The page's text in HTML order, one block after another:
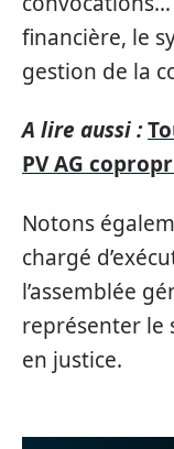
financière, le
gestion de la
A lire aussi :
PV AG
Notons
chargé
l’assemblée
représenter le
en justice.